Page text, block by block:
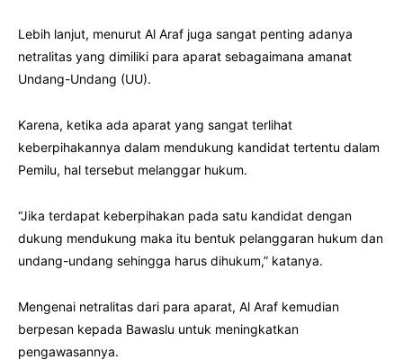
Lebih lanjut, menurut Al Araf juga sangat penting adanya
netralitas yang dimiliki para aparat sebagaimana amanat
Undang-Undang (UU).
Karena, ketika ada aparat yang sangat terlihat
keberpihakannya dalam mendukung kandidat tertentu dalam
Pemilu, hal tersebut melanggar hukum.
“Jika terdapat keberpihakan pada satu kandidat dengan
dukung mendukung maka itu bentuk pelanggaran hukum dan
undang-undang sehingga harus dihukum,” katanya.
Mengenai netralitas dari para aparat, Al Araf kemudian
berpesan kepada Bawaslu untuk meningkatkan
pengawasannya.